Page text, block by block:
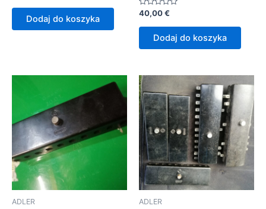
na
Dodaj do koszyka
Oceniono
na
40,00€
Dodaj do koszyka
ADLER ADLER